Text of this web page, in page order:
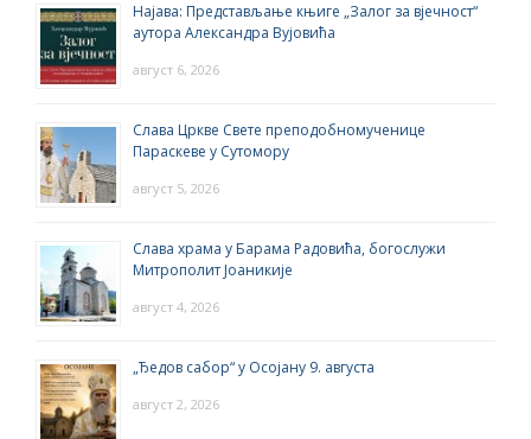
Најава: Представљање књиге „Залог за вјечност“
аутора Александра Вујовића
август 6, 2026
Слава Цркве Свете преподобномученице
Параскеве у Сутомору
август 5, 2026
Слава храма у Барама Радовића, богослужи
Митрополит Јоаникије
август 4, 2026
„Ђедов сабор“ у Осојану 9. августа
август 2, 2026